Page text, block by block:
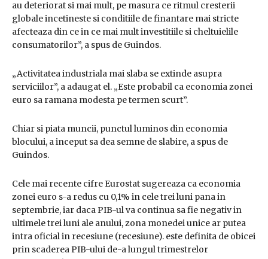
au deteriorat si mai mult, pe masura ce ritmul cresterii
globale incetineste si conditiile de finantare mai stricte
afecteaza din ce in ce mai mult investitiile si cheltuielile
consumatorilor”, a spus de Guindos.
„Activitatea industriala mai slaba se extinde asupra
serviciilor”, a adaugat el. „Este probabil ca economia zonei
euro sa ramana modesta pe termen scurt”.
Chiar si piata muncii, punctul luminos din economia
blocului, a inceput sa dea semne de slabire, a spus de
Guindos.
Cele mai recente cifre Eurostat sugereaza ca economia
zonei euro s-a redus cu 0,1% in cele trei luni pana in
septembrie, iar daca PIB-ul va continua sa fie negativ in
ultimele trei luni ale anului, zona monedei unice ar putea
intra oficial in recesiune (recesiune). este definita de obicei
prin scaderea PIB-ului de-a lungul trimestrelor